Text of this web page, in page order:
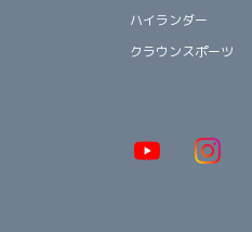
ハイランダー
クラウンスポーツ